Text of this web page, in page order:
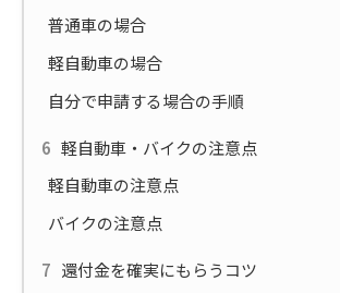
普通車の場合
軽自動車の場合
自分で申請する場合の手順
軽自動車・バイクの注意点
軽自動車の注意点
バイクの注意点
還付金を確実にもらうコツ